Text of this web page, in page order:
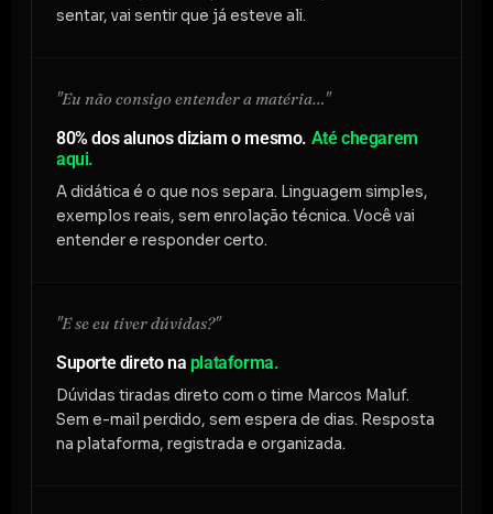
sentar, vai sentir que já esteve ali.
"Eu não consigo entender a matéria…"
80% dos alunos diziam o mesmo. Até chegarem
aqui.
A didática é o que nos separa. Linguagem simples,
exemplos reais, sem enrolação técnica. Você vai
entender e responder certo.
"E se eu tiver dúvidas?"
Suporte direto na plataforma.
Dúvidas tiradas direto com o time Marcos Maluf.
Sem e-mail perdido, sem espera de dias. Resposta
na plataforma, registrada e organizada.